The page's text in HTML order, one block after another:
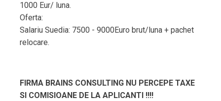
1000 Eur/ luna.
Oferta:
Salariu Suedia: 7500 - 9000Euro brut/luna + pachet
relocare.
FIRMA BRAINS CONSULTING NU PERCEPE TAXE
SI COMISIOANE DE LA APLICANTI !!!!